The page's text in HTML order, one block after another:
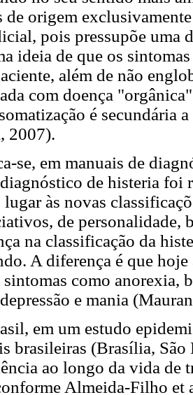
de origem
pois pressupõe uma
ideia de que os
além de não
com doença
é secundária
2007).
se, em manuais de
de histeria foi
lugar às novas
de personalidade,
na classificação da
A diferença é que
como anorexia,
e mania
em um estudo
brasileiras (Brasília,
ao longo da vida de
Almeida-Filho et